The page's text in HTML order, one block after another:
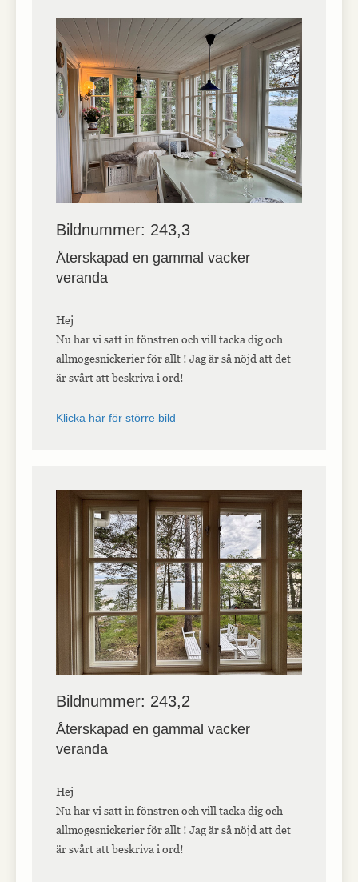
Bildnummer: 243,3
Återskapad en gammal vacker
veranda
Hej
Nu har vi satt in fönstren och vill tacka dig och
allmogesnickerier för allt ! Jag är så nöjd att det
är svårt att beskriva i ord!
Klicka här för större bild
Bildnummer: 243,2
Återskapad en gammal vacker
veranda
Hej
Nu har vi satt in fönstren och vill tacka dig och
allmogesnickerier för allt ! Jag är så nöjd att det
är svårt att beskriva i ord!